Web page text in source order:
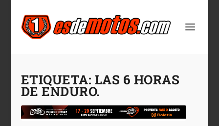
ETIQUETA: LAS 6 HORAS
DE ENDURO.